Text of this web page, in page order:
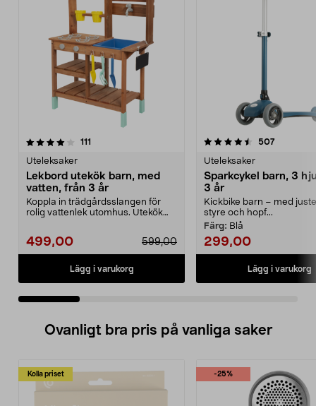
111
Uteleksaker
Lekbord utekök barn, med
vatten, från 3 år
Koppla in trädgårdsslangen för
rolig vattenlek utomhus. Utekök
499,00 599,00
Lägg i varukorg
4.5 av 5 stjärnor 507
Uteleksaker
Sparkcykel barn, 3
3 år
Kickbike barn – med
styre och hopf...
Färg: Blå
299,00
Lägg i varukorg
4.5 av 5 stjärnor
Ovanligt bra pris på vanliga saker
Kolla priset -25%